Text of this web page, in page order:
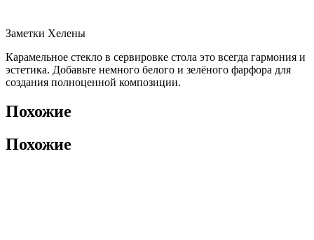
Заметки Хелены
Карамельное стекло в сервировке стола это всегда гармония и
эстетика. Добавьте немного белого и зелёного фарфора для
создания полноценной композиции.
Похожие
Похожие